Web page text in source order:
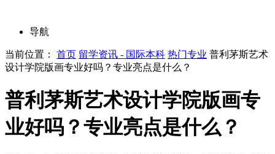
导航
当前位置： 首页 留学资讯 - 国际本科 热门专业 普利茅斯艺术
设计学院版画专业好吗？专业亮点是什么？
普利茅斯艺术设计学院版画专
业好吗？专业亮点是什么？